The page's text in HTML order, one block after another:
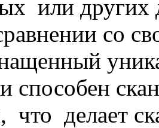
или
со
способен
что делает